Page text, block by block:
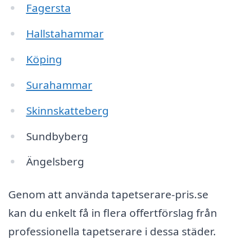
Fagersta
Hallstahammar
Köping
Surahammar
Skinnskatteberg
Sundbyberg
Ängelsberg
Genom att använda tapetserare-pris.se
kan du enkelt få in flera offertförslag från
professionella tapetserare i dessa städer.